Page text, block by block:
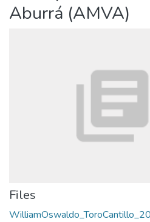
Aburrá (AMVA)
Files